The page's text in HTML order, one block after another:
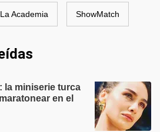
La Academia ShowMatch
la miniserie turca
en el